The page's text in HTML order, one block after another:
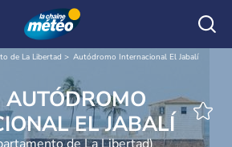
de La Libertad Autódromo Internacional El Jabalí
EL JABALÍ